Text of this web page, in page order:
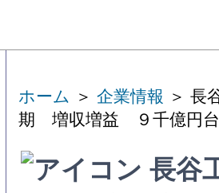
ホーム ＞ 企業情報 ＞ 長
期 増収増益 ９千億円
長谷